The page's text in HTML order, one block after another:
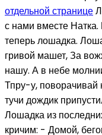
отдельной странице
с нами вместе
теперь лошадка.
гривой машет, За
нашу. А в небе
Тпру-у, поворачивай
тучи дождик
Лошадка из
кричим: - Домой,